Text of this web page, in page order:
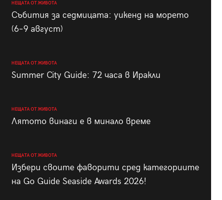
НЕЩАТА ОТ ЖИВОТА
Събития за седмицата: уикенд на морето
(6–9 август)
НЕЩАТА ОТ ЖИВОТА
Summer City Guide: 72 часа в Иракли
НЕЩАТА ОТ ЖИВОТА
Лятото винаги е в минало време
НЕЩАТА ОТ ЖИВОТА
Избери своите фаворити сред категориите
на Go Guide Seaside Awards 2026!